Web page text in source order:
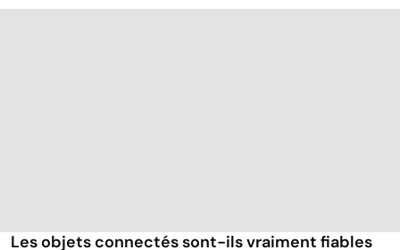
Les objets connectés sont-ils vraiment fiables